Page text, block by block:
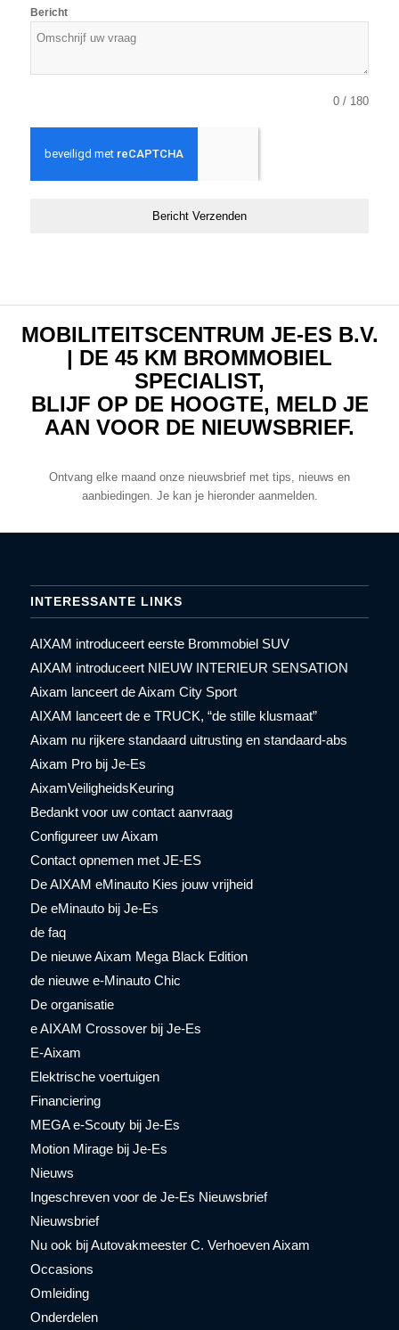
Bericht
0 / 180
Bericht Verzenden
MOBILITEITSCENTRUM JE-ES B.V.
| DE 45 KM BROMMOBIEL
SPECIALIST,
BLIJF OP DE HOOGTE, MELD JE
AAN VOOR DE NIEUWSBRIEF.
Ontvang elke maand onze nieuwsbrief met tips, nieuws en
aanbiedingen. Je kan je hieronder aanmelden.
INTERESSANTE LINKS
AIXAM introduceert eerste Brommobiel SUV
AIXAM introduceert NIEUW INTERIEUR SENSATION
Aixam lanceert de Aixam City Sport
AIXAM lanceert de e TRUCK, “de stille klusmaat”
Aixam nu rijkere standaard uitrusting en standaard-abs
Aixam Pro bij Je-Es
AixamVeiligheidsKeuring
Bedankt voor uw contact aanvraag
Configureer uw Aixam
Contact opnemen met JE-ES
De AIXAM eMinauto Kies jouw vrijheid
De eMinauto bij Je-Es
de faq
De nieuwe Aixam Mega Black Edition
de nieuwe e-Minauto Chic
De organisatie
e AIXAM Crossover bij Je-Es
E-Aixam
Elektrische voertuigen
Financiering
MEGA e-Scouty bij Je-Es
Motion Mirage bij Je-Es
Nieuws
Ingeschreven voor de Je-Es Nieuwsbrief
Nieuwsbrief
Nu ook bij Autovakmeester C. Verhoeven Aixam
Occasions
Omleiding
Onderdelen